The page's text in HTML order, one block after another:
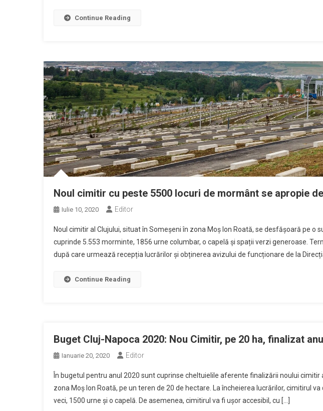
Continue Reading
Noul cimitir cu peste 5500 locuri de mormânt se apropie
Iulie 10, 2020 Editor
Noul cimitir al Clujului, situat în Someșeni în zona Moș Ion Roată, se desfășoară pe o
cuprinde 5.553 morminte, 1856 urne columbar, o capelă și spații verzi generoase.
după care urmează recepția lucrărilor și obținerea avizului de funcționare de la
Continue Reading
Buget Cluj-Napoca 2020: Nou Cimitir, pe 20 ha, finalizat
Ianuarie 20, 2020 Editor
În bugetul pentru anul 2020 sunt cuprinse cheltuielile aferente finalizării noului cimitir
zona Moș Ion Roată, pe un teren de 20 de hectare. La încheierea lucrărilor, cimitirul
veci, 1500 urne și o capelă. De asemenea, cimitirul va fi ușor accesibil, cu […]